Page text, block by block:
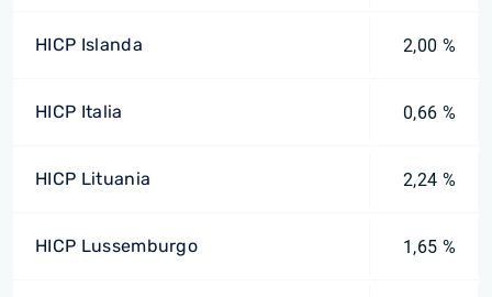
HICP Islanda 2,00 %
HICP Italia 0,66 %
HICP Lituania 2,24 %
HICP Lussemburgo 1,65 %